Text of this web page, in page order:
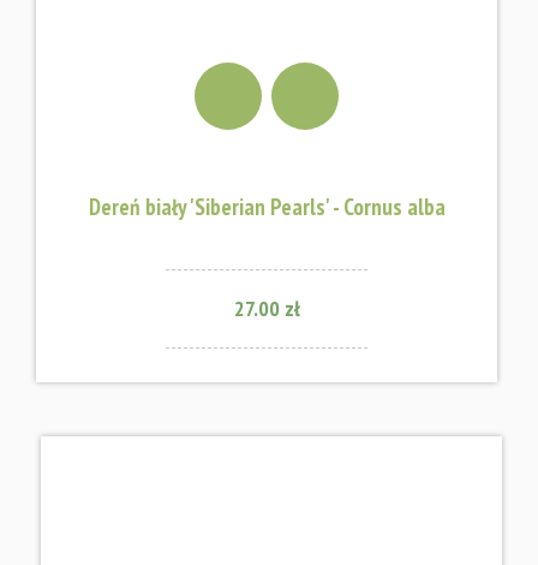
Dereń biały 'Siberian Pearls' - Cornus alba
27.00 zł